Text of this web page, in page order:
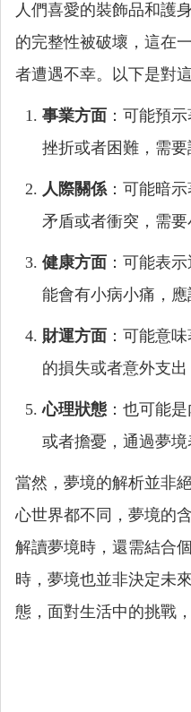
人們喜愛的裝飾品和護
的完整性被破壞，這在
者遭遇不幸。以下是對
事業方面 ：可能預
挫折或者困難，需要
人際關係：可能暗
矛盾或者衝突，需要
健康方面 ：可能表
能會有小病小痛，應
財運方面 ：可能意
的損失或者意外支出
心理狀態 ：也可能
或者擔憂，通過夢境
當然，夢境的解析並非
心世界都不同，夢境的
解讀夢境時，還需結合
時，夢境也並非決定未
態，面對生活中的挑戰